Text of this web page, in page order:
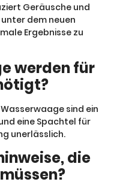
Geräusche und
dem neuen
Ergebnisse zu
werden für
sind ein
eine Spachtel für
unerlässlich.
die